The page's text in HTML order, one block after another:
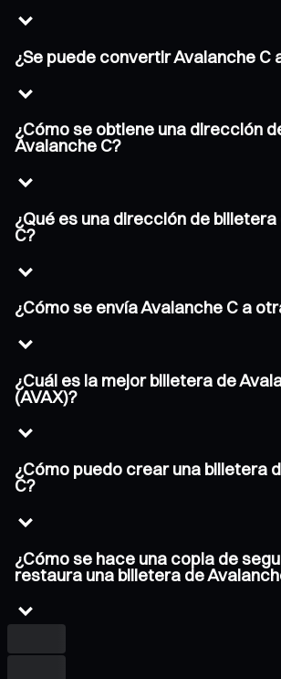
¿Se puede convertir Avalanche C
¿Cómo se obtiene una dirección
Avalanche C?
¿Qué es una dirección de
C?
¿Cómo se envía Avalanche C a
¿Cuál es la mejor billetera de
(AVAX)?
¿Cómo puedo crear una billetera
C?
¿Cómo se hace una copia de
restaura una billetera de